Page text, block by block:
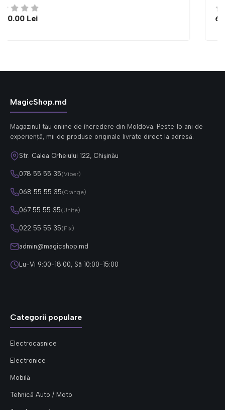
MagicShop.md
Magazinul tău online de încredere din Moldova. Peste 15 ani de
experiență, mii de produse originale livrate direct la adresă.
Str. Calea Orheiului 122, Chișinău
078 55 55 35(Viber)
068 55 55 35(Orange)
067 55 55 35(Unite)
022 55 55 35(Fix)
admin@magicshop.md
Lu-Vi 9:00-18:00, Sâ 10:00-15:00
Categorii populare
Electrocasnice
Electronice
Mobilă
Tehnică Auto / Moto